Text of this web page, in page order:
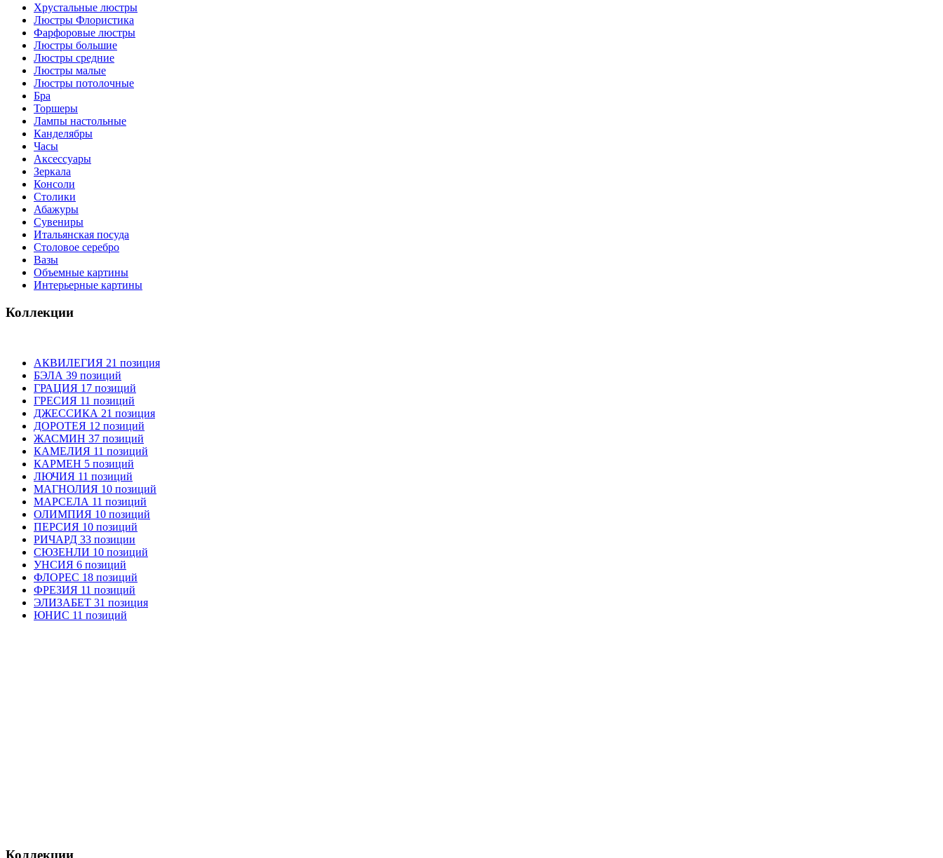
Хрустальные люстры
Люстры Флористика
Фарфоровые люстры
Люстры большие
Люстры средние
Люстры малые
Люстры потолочные
Бра
Торшеры
Лампы настольные
Канделябры
Часы
Аксессуары
Зеркала
Консоли
Столики
Абажуры
Сувениры
Итальянская посуда
Столовое серебро
Вазы
Объемные картины
Интерьерные картины
Коллекции
АКВИЛЕГИЯ 21 позиция
БЭЛА 39 позиций
ГРАЦИЯ 17 позиций
ГРЕСИЯ 11 позиций
ДЖЕССИКА 21 позиция
ДОРОТЕЯ 12 позиций
ЖАСМИН 37 позиций
КАМЕЛИЯ 11 позиций
КАРМЕН 5 позиций
ЛЮЧИЯ 11 позиций
МАГНОЛИЯ 10 позиций
МАРСЕЛА 11 позиций
ОЛИМПИЯ 10 позиций
ПЕРСИЯ 10 позиций
РИЧАРД 33 позиции
СЮЗЕНЛИ 10 позиций
УНСИЯ 6 позиций
ФЛОРЕС 18 позиций
ФРЕЗИЯ 11 позиций
ЭЛИЗАБЕТ 31 позиция
ЮНИС 11 позиций
Коллекции